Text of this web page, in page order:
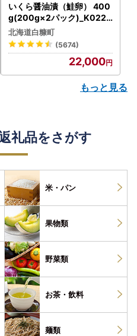
いくら醤油漬（鮭卵） 400
g(200g×2パック)_K022-
1676
北海道白糠町
(5674)
22,000
もっと見る
礼品をさがす
米・パン
果物類
野菜類
お茶・ 飲料
麺類